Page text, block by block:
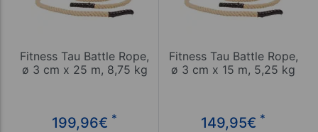
Fitness Tau Battle Rope,
ø 3 cm x 25 m, 8,75 kg
199,96€ *
Fitness Tau Battle Rope,
ø 3 cm x 15 m, 5,25 kg
149,95€ *